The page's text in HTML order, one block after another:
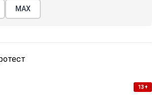
МАХ
13+